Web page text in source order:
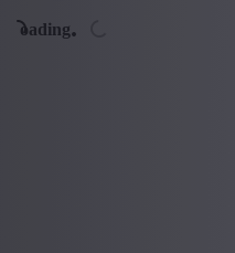
Loading...